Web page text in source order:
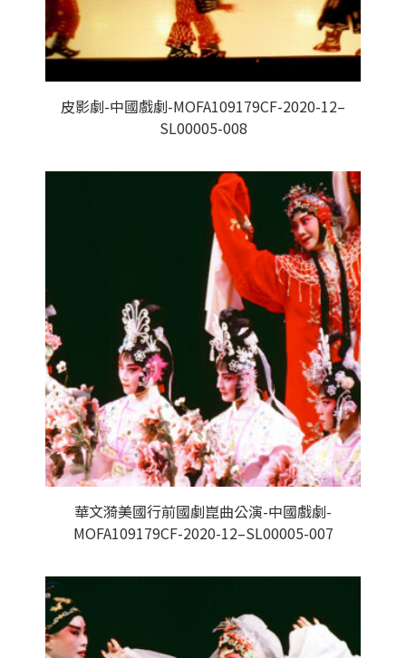
皮影劇-中國戲劇-MOFA109179CF-2020-12–
SL00005-008
華文漪美國行前國劇崑曲公演-中國戲劇-
MOFA109179CF-2020-12–SL00005-007